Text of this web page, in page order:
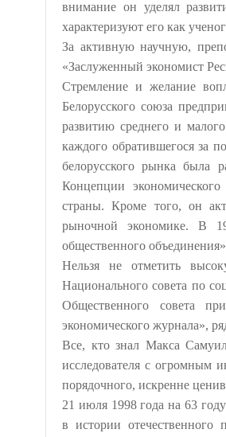
внимание он уделял
характеризуют его как
За активную научную,
«Заслуженный экономист
Стремление и желание
Белорусского союза
развитию среднего и
каждого обратившегося за
белорусского рынка была
Концепции
страны. Кроме того, он
рыночной экономике. В
общественного
Нельзя не отметить
Национального совета по
Общественного совета
экономического журнала»,
Все, кто знал Макса
исследователя с огромным
порядочного, искренне
21 июля 1998 года на 63
в истории отечественного